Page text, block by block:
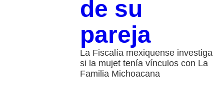
de su
pareja
La Fiscalía mexiquense investiga
si la mujet tenía vínculos con La
Familia Michoacana